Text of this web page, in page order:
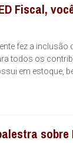
Fiscal,
fez a
todos os
em estoque,